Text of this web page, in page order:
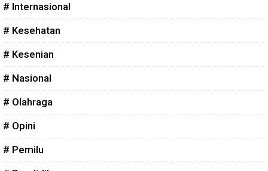
# Internasional
# Kesehatan
# Kesenian
# Nasional
# Olahraga
# Opini
# Pemilu